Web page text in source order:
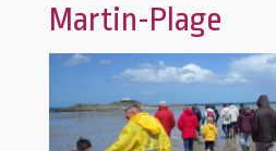
Martin-Plage